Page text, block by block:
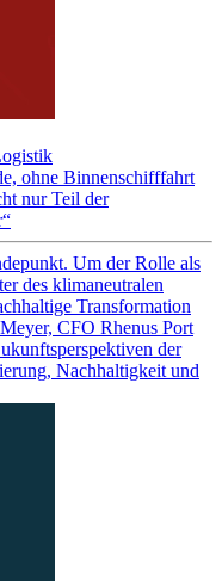
ohne Binnenschifffahrt
nur Teil der
Um der Rolle als
des klimaneutralen
Transformation
CFO Rhenus Port
der
Nachhaltigkeit und